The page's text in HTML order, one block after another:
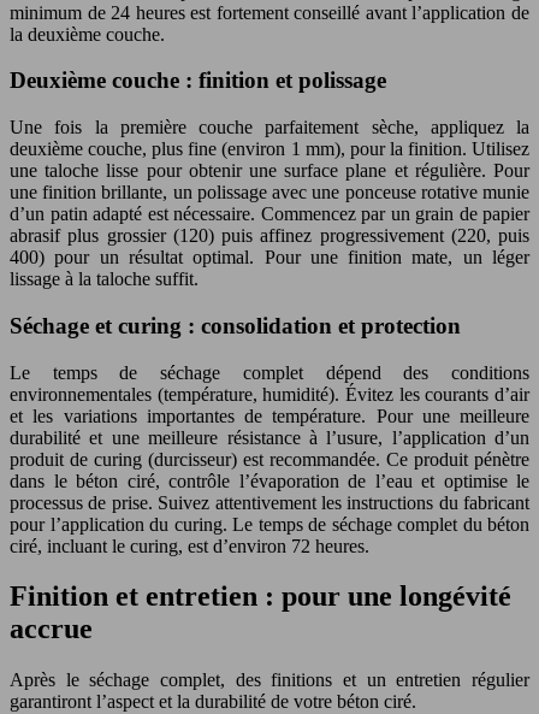
minimum de 24 heures est fortement conseillé avant l’application de
la deuxième couche.
Deuxième couche : finition et polissage
Une fois la première couche parfaitement sèche, appliquez la
deuxième couche, plus fine (environ 1 mm), pour la finition. Utilisez
une taloche lisse pour obtenir une surface plane et régulière. Pour
une finition brillante, un polissage avec une ponceuse rotative munie
d’un patin adapté est nécessaire. Commencez par un grain de papier
abrasif plus grossier (120) puis affinez progressivement (220, puis
400) pour un résultat optimal. Pour une finition mate, un léger
lissage à la taloche suffit.
Séchage et curing : consolidation et protection
Le temps de séchage complet dépend des conditions
environnementales (température, humidité). Évitez les courants d’air
et les variations importantes de température. Pour une meilleure
durabilité et une meilleure résistance à l’usure, l’application d’un
produit de curing (durcisseur) est recommandée. Ce produit pénètre
dans le béton ciré, contrôle l’évaporation de l’eau et optimise le
processus de prise. Suivez attentivement les instructions du fabricant
pour l’application du curing. Le temps de séchage complet du béton
ciré, incluant le curing, est d’environ 72 heures.
Finition et entretien : pour une longévité
accrue
Après le séchage complet, des finitions et un entretien régulier
garantiront l’aspect et la durabilité de votre béton ciré.